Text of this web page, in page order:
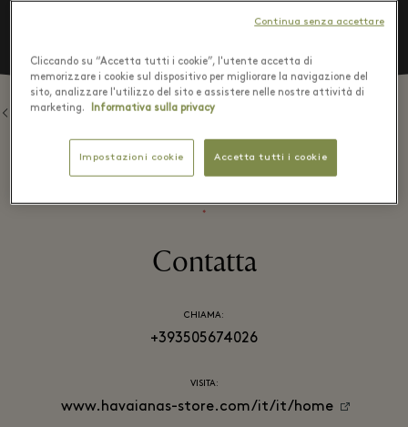
Ritorna alle Boutique
⬩
Contatta
CHIAMA:
+393505674026
VISITA:
www.havaianas-store.com/it/it/home
Cliccando su “Accetta tutti i cookie”, l'utente accetta di
memorizzare i cookie sul dispositivo per migliorare la navigazione del
sito, analizzare l'utilizzo del sito e assistere nelle nostre attività di
marketing.
Informativa sulla privacy
Impostazioni cookie Accetta tutti i cookie
Continua senza accettare